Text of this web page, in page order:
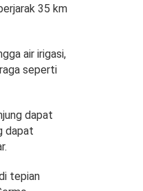
35 km
air irigasi,
seperti
dapat
dapat
tepian